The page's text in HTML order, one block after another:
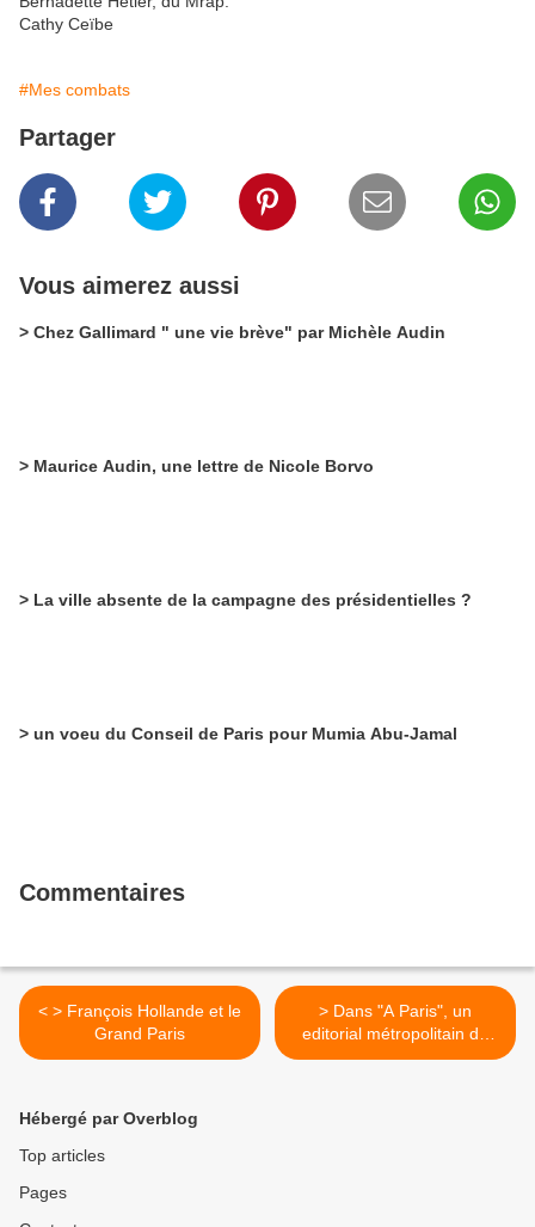
Cathy Ceïbe
#Mes combats
Partager
Vous aimerez aussi
> Chez Gallimard " une vie brève" par Michèle Audin
> Maurice Audin, une lettre de Nicole Borvo
> La ville absente de la campagne des présidentielles ?
> un voeu du Conseil de Paris pour Mumia Abu-Jamal
Commentaires
< > François Hollande et le
Grand Paris
> Dans "A Paris", un
editorial métropolitain de
Bertrand Delanoë >
Hébergé par Overblog
Top articles
Pages